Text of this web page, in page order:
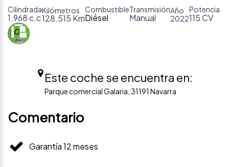
Cilindrada
1.968 c.c
Kilómetros
128.515 Km
Combustible
Diésel
Transmisión
Manual
Año
2022
Potencia
115 CV
Este coche se encuentra en:
Parque comercial Galaria, 31191 Navarra
Comentario
Garantía 12 meses